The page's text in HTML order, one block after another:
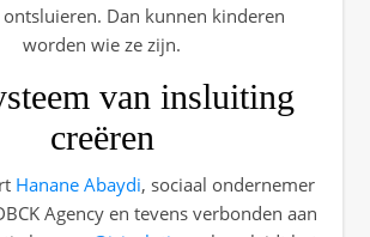
ontsluieren. Dan kunnen kinderen
worden wie ze zijn.
van insluiting
creëren
Hanane Abaydi, sociaal ondernemer
Agency en tevens verbonden aan